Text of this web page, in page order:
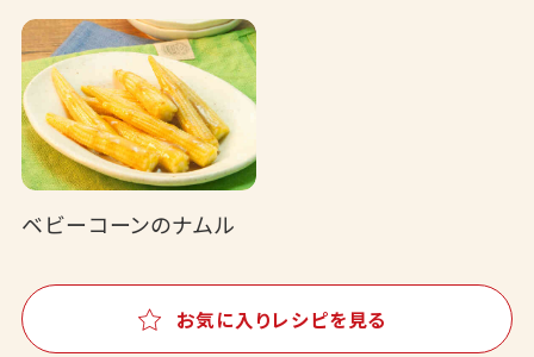
ベビーコーンのナムル
お気に入りレシピを見る